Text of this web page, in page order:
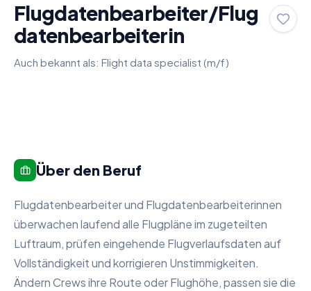
Flugdatenbearbeiter/Flug
datenbearbeiterin
Auch bekannt als: Flight data specialist (m/f)
Über den Beruf
Flugdatenbearbeiter und Flugdatenbearbeiterinnen
überwachen laufend alle Flugpläne im zugeteilten
Luftraum, prüfen eingehende Flugverlaufsdaten auf
Vollständigkeit und korrigieren Unstimmigkeiten.
Ändern Crews ihre Route oder Flughöhe, passen sie die